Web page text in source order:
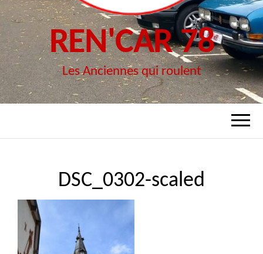
REN'CAR 78
Les Anciennes qui roulent
DSC_0302-scaled